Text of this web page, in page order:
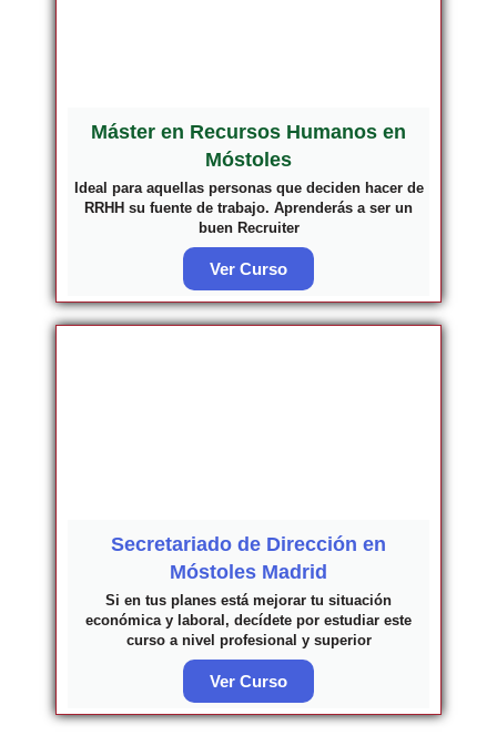
Máster en Recursos Humanos en
Móstoles
Ideal para aquellas personas que deciden hacer de
RRHH su fuente de trabajo. Aprenderás a ser un
buen Recruiter
Ver Curso
Secretariado de Dirección en
Móstoles Madrid
Si en tus planes está mejorar tu situación
económica y laboral, decídete por estudiar este
curso a nivel profesional y superior
Ver Curso